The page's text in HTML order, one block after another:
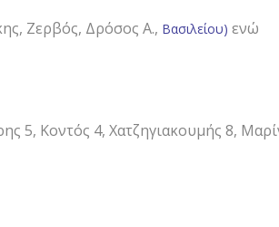
Ζερβός, Δρόσος Α., Βασιλείου) ενώ
5, Κοντός 4, Χατζηγιακουμής 8,